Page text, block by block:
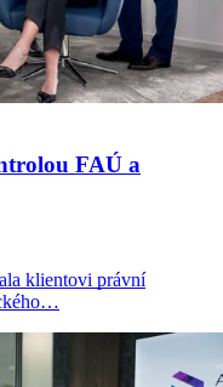
FAÚ a
klientovi právní